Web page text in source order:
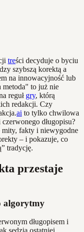
treści decyduje o byciu
szybszą korektą a
na innowacyjność lub
metoda" to już nie
reguł gry, którą
redakcji. Czy
ai to tylko chwilowa
długopisu?
mity, fakty i niewygodne
– i pokazuje, co
tradycję.
przestaje
algorytmy
długopisem i